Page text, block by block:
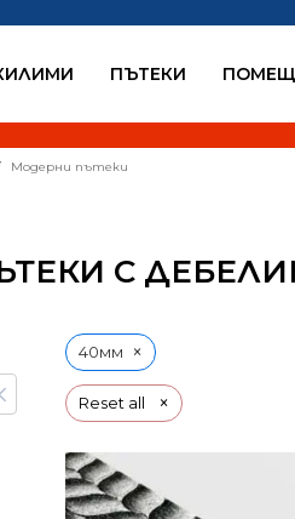
ПЪТЕКИ
Модерни пътеки
С
Reset all ×
40мм ×